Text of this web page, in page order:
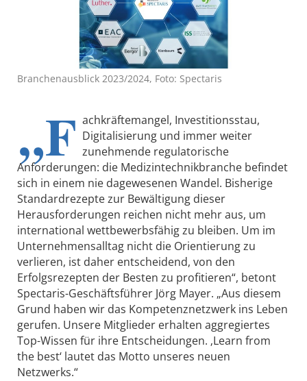
Branchenausblick 2023/2024, Foto: Spectaris
„F achkräftemangel, Investitionsstau,
Digitalisierung und immer weiter
zunehmende regulatorische
Anforderungen: die Medizintechnikbranche befindet
sich in einem nie dagewesenen Wandel. Bisherige
Standardrezepte zur Bewältigung dieser
Herausforderungen reichen nicht mehr aus, um
international wettbewerbsfähig zu bleiben. Um im
Unternehmensalltag nicht die Orientierung zu
verlieren, ist daher entscheidend, von den
Erfolgsrezepten der Besten zu profitieren“, betont
Spectaris-Geschäftsführer Jörg Mayer. „Aus diesem
Grund haben wir das Kompetenznetzwerk ins Leben
gerufen. Unsere Mitglieder erhalten aggregiertes
Top-Wissen für ihre Entscheidungen. ‚Learn from
the best‘ lautet das Motto unseres neuen
Netzwerks.“